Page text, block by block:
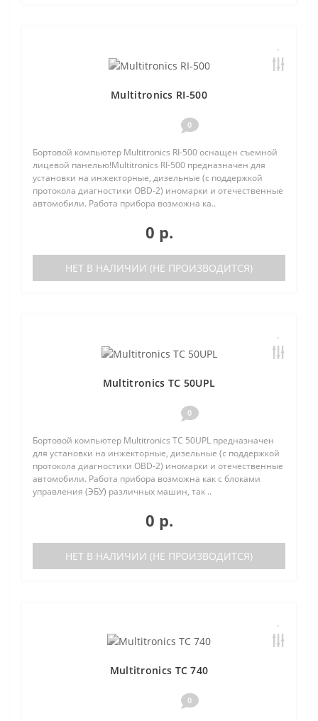
Multitronics RI-500
0
Бортовой компьютер Multitronics RI-500 оснащен съемной
лицевой панелью!Multitronics RI-500 предназначен для
установки на инжекторные, дизельные (с поддержкой
протокола диагностики OBD-2) иномарки и отечественные
автомобили. Работа прибора возможна ка..
0 р.
НЕТ В НАЛИЧИИ (НЕ ПРОИЗВОДИТСЯ)
Multitronics TC 50UPL
0
Бортовой компьютер Multitronics TC 50UPL предназначен
для установки на инжекторные, дизельные (с поддержкой
протокола диагностики OBD-2) иномарки и отечественные
автомобили. Работа прибора возможна как с блоками
управления (ЭБУ) различных машин, так ..
0 р.
НЕТ В НАЛИЧИИ (НЕ ПРОИЗВОДИТСЯ)
Multitronics TC 740
0